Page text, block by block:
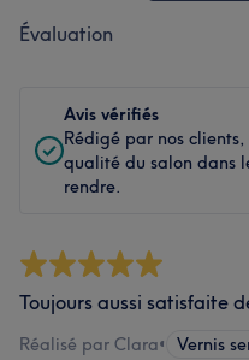
Évaluation
Avis vérifiés
Rédigé par nos
qualité du salon dans
rendre.
Toujours aussi satisfaite
Réalisé par Clara• Vernis